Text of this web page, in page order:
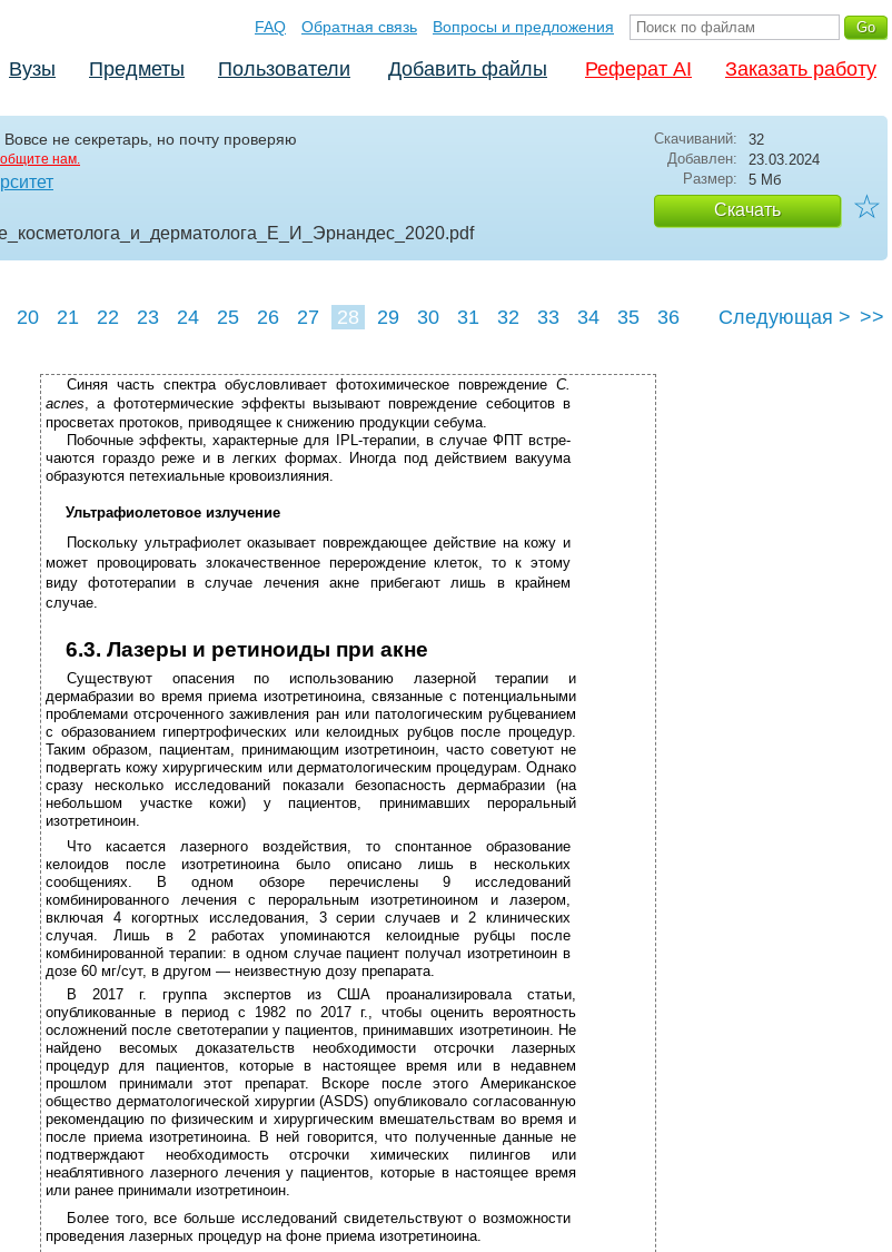
FAQ Обратная связь Вопросы и предложения
Вузы Предметы Пользователи Добавить файлы Реферат AI Заказать работу
не секретарь, но почту проверяю
нам.
.pdf
Скачиваний:
32
Добавлен:
23.03.2024
Размер:
5 Мб
Скачать ☆
20 21 22 23 24 25 26 27 28 29 30 31 32 33 34 35
36
Следующая > >>
Синяя часть спектра обусловливает фотохимическое повреждение C.
acnes, а фототермические эффекты вызывают повреждение себоцитов в
просветах протоков, приводящее к снижению продукции себума.
Побочные эффекты, характерные для IPL-терапии, в случае ФПТ встре­
чаются­ гораздо реже и в легких формах. Иногда под действием вакуума
образуются петехиальные кровоизлияния.
Ультрафиолетовое излучение
Поскольку ультрафиолет оказывает повреждающее действие на кожу и
может провоцировать злокачественное перерождение клеток, то к этому
виду фототерапии в случае лечения акне прибегают лишь в крайнем
случае.
6.3. Лазеры и ретиноиды при акне
Существуют опасения по использованию лазерной терапии и
дермабразии во время приема изотретиноина, связанные с потенциальными
проблемами отсроченного заживления ран или патологическим рубцеванием
с образованием гипертрофических или келоидных рубцов после процедур.
Таким образом, пациентам, принимающим изотретиноин, часто советуют не
подвергать кожу хирургическим или дерматологическим процедурам. Однако
сразу несколько исследований показали безопасность дермабразии (на
небольшом участке кожи) у пациентов, принимавших пероральный
изотретиноин.
Что касается лазерного воздействия, то спонтанное образование
келоидов после изотретиноина было описано лишь в нескольких
сообщениях. В одном обзоре перечислены 9 исследований
комбинированного лечения с пероральным изотретиноином и лазером,
включая 4 когортных исследования, 3 серии случаев и 2 клинических
случая. Лишь в 2 работах упоминаются келоидные рубцы после
комбинированной терапии: в одном случае пациент получал изотретиноин в
дозе 60 мг/сут, в другом — неизвестную дозу препарата.
В 2017 г. группа экспертов из США проанализировала статьи,
опубликованные в период с 1982 по 2017 г., чтобы оценить вероятность
осложнений после светотерапии у пациентов, принимавших изотретиноин. Не
найдено весомых доказательств необходимости отсрочки лазерных
процедур для пациентов,­ которые в настоящее время или в недавнем
прошлом принимали этот препарат. Вскоре после этого Американское
общество дерматологической хирургии (ASDS) опубликовало согласованную
рекомендацию по физическим и хирургическим вмешательствам во время и
после приема изотретиноина. В ней говорится, что полученные данные не
подтверждают необходимость отсрочки химических пилингов или
неаблятивного лазерного лечения у пациентов, которые в настоящее время
или ранее принимали изотретиноин.
Более того, все больше исследований свидетельствуют о возможности
проведения лазерных процедур на фоне приема изотретиноина.